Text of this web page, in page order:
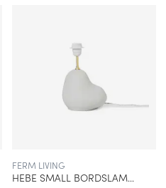
FERM LIVING
HEBE SMALL BORDSLAMPA BENVIT